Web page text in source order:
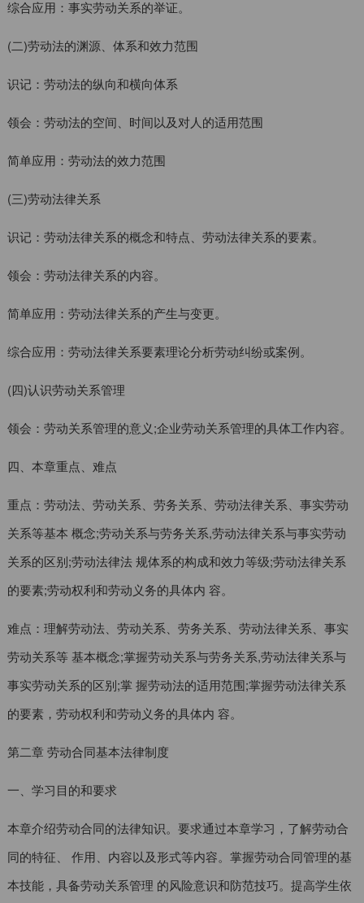
综合应用：事实劳动关系的举证。
(二)劳动法的渊源、体系和效力范围
识记：劳动法的纵向和横向体系
领会：劳动法的空间、时间以及对人的适用范围
简单应用：劳动法的效力范围
(三)劳动法律关系
识记：劳动法律关系的概念和特点、劳动法律关系的要素。
领会：劳动法律关系的内容。
简单应用：劳动法律关系的产生与变更。
综合应用：劳动法律关系要素理论分析劳动纠纷或案例。
(四)认识劳动关系管理
领会：劳动关系管理的意义;企业劳动关系管理的具体工作内容。
四、本章重点、难点
重点：劳动法、劳动关系、劳务关系、劳动法律关系、事实劳动
关系等基本 概念;劳动关系与劳务关系,劳动法律关系与事实劳动
关系的区别;劳动法律法 规体系的构成和效力等级;劳动法律关系
的要素;劳动权利和劳动义务的具体内 容。
难点：理解劳动法、劳动关系、劳务关系、劳动法律关系、事实
劳动关系等 基本概念;掌握劳动关系与劳务关系,劳动法律关系与
事实劳动关系的区别;掌 握劳动法的适用范围;掌握劳动法律关系
的要素，劳动权利和劳动义务的具体内 容。
第二章 劳动合同基本法律制度
一、学习目的和要求
本章介绍劳动合同的法律知识。要求通过本章学习，了解劳动合
同的特征、 作用、内容以及形式等内容。掌握劳动合同管理的基
本技能，具备劳动关系管理 的风险意识和防范技巧。提高学生依